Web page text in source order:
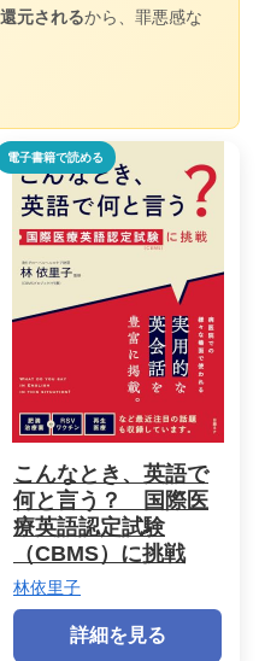
元されるから、罪悪感な
電子書籍で読める
こんなとき、英語で
何と言う？ 国際医
療英語認定試験
（CBMS）に挑戦
林依里子
詳細を見る